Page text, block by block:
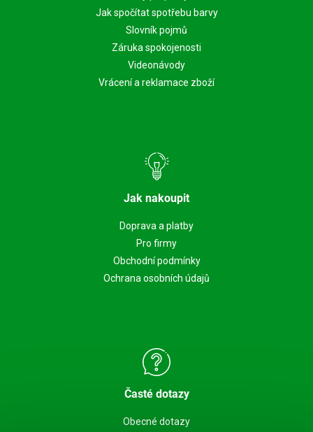
Jak spočítat spotřebu barvy
Slovník pojmů
Záruka spokojenosti
Videonávody
Vrácení a reklamace zboží
Jak nakoupit
Doprava a platby
Pro firmy
Obchodní podmínky
Ochrana osobních údajů
Časté dotazy
Obecné dotazy